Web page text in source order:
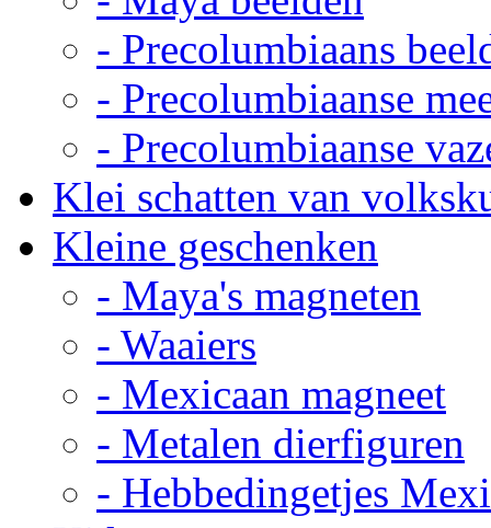
- Precolumbiaans
- Precolumbiaanse
- Precolumbiaanse
Klei schatten van
Kleine geschenken
- Maya's magneten
- Waaiers
- Mexicaan magneet
- Metalen dierfiguren
- Hebbedingetjes